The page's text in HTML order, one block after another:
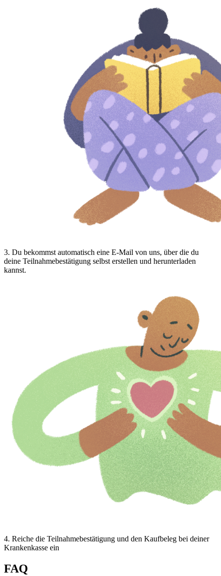
3. Du bekommst automatisch eine E-Mail von uns, über die du
deine Teilnahmebestätigung selbst erstellen und herunterladen
kannst.
4. Reiche die Teilnahmebestätigung und den Kaufbeleg bei deiner
Krankenkasse ein
FAQ